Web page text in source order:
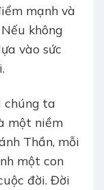
mạnh và
không
vào sức
chúng ta
một niềm
Thần, mỗi
một con
đời. Đời